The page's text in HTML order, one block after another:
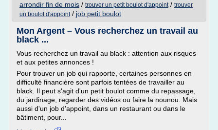
arrondir fin de mois / trouver un petit boulot d'appoint/ trouver
un boulot d'appoint/ job petit boulot
Mon Argent – Vous recherchez un travail au
black ...
Vous recherchez un travail au black : attention aux risques
et aux petites annonces !
Pour trouver un job qui rapporte, certaines personnes en
difficulté financière sont parfois tentées de travailler au
black. Il peut s'agit d'un petit boulot comme du repassage,
du jardinage, regarder des vidéos ou faire la nounou. Mais
aussi d'un job d'appoint, dans un restaurant ou dans le
bâtiment, pour...